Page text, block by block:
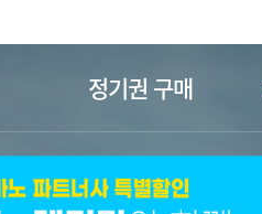
정기권 구매